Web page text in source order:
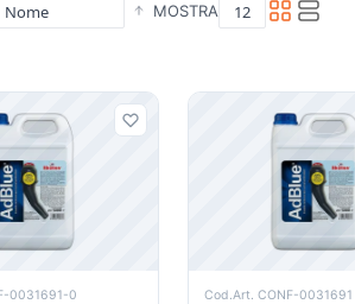
MOSTRA
0031691-0 Cod.Art. CONF-0031691